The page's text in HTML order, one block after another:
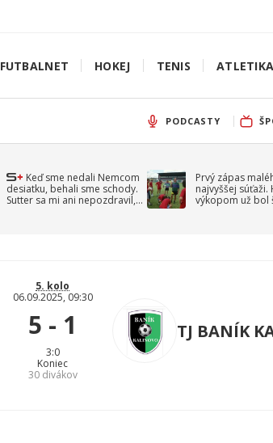
FUTBALNET HOKEJ TENIS ATLETIKA
PODCASTY
Keď sme nedali Nemcom
desiatku, behali sme schody.
Sutter sa mi ani nepozdravil,
Prvý zápas
najvyššej
výkopom už bol
5. kolo
06.09.2025, 09:30
5 - 1
3:0
Koniec
30divákov
TJ BANÍK